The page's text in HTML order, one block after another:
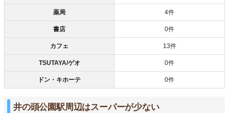
薬局 4件
書店 0件
カフェ 13件
TSUTAYA/ゲオ 0件
ドン・キホーテ 0件
井の頭公園駅周辺はスーパーが少ない